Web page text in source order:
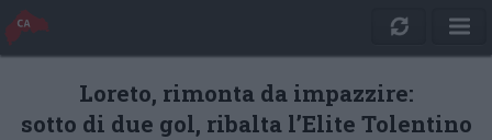
Loreto, rimonta da impazzire:
sotto di due gol, ribalta l’Elite Tolentino